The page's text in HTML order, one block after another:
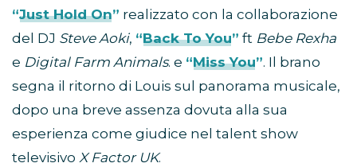
“Just Hold On” realizzato con la collaborazione
del DJ Steve Aoki, “Back To You” ft Bebe Rexha
e Digital Farm Animals. e “Miss You”. Il brano
segna il ritorno di Louis sul panorama musicale,
dopo una breve assenza dovuta alla sua
esperienza come giudice nel talent show
televisivo X Factor UK.